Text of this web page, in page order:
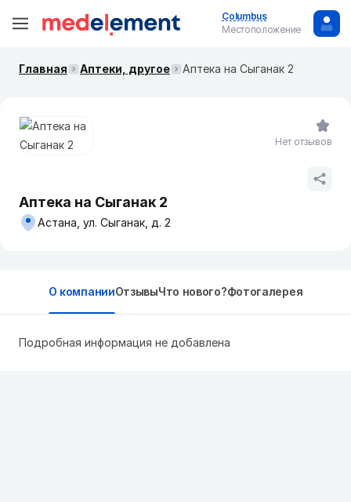
Columbus
Местоположение
Главная Аптеки, другое Аптека на Сыганак 2
Аптека на Сыганак 2
Астана, ул. Сыганак, д. 2
Нет отзывов
О компанииОтзывыЧто нового?Фотогалерея
Подробная информация не добавлена